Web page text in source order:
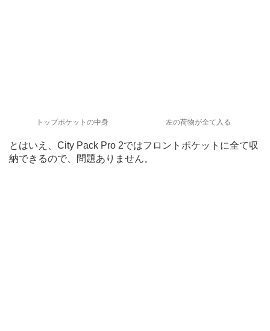
トップポケットの中身 左の荷物が全て入る
とはいえ、City Pack Pro 2ではフロントポケットに全て収
納できるので、問題ありません。